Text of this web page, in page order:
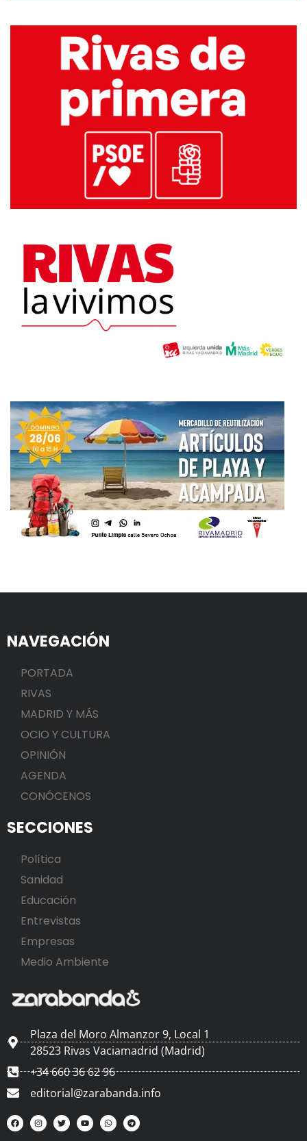
NAVEGACIÓN
PORTADA
RIVAS
MADRID Y MÁS
OCIO Y CULTURA
OPINIÓN
AGENDA
CONÓCENOS
SECCIONES
Política
Sanidad
Educación
Entrevistas
Empresas
Medio Ambiente
Plaza del Moro Almanzor 9, Local 1
28523 Rivas Vaciamadrid (Madrid)
+34 660 36 62 96
editorial@zarabanda.info